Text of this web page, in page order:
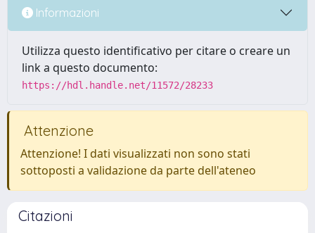
Informazioni
Utilizza questo identificativo per citare o creare un
link a questo documento:
https://hdl.handle.net/11572/28233
Attenzione
Attenzione! I dati visualizzati non sono stati
sottoposti a validazione da parte dell'ateneo
Citazioni